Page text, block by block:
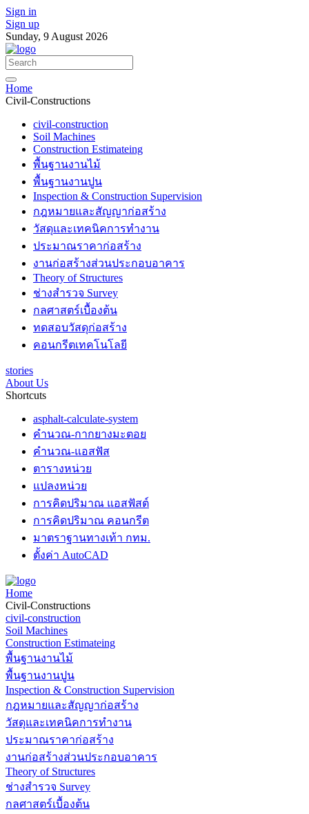
Sign in
Sign up
Sunday, 9 August 2026
Home
Civil-Constructions
civil-construction
Soil Machines
Construction Estimateing
พื้นฐานงานไม้
พื้นฐานงานปูน
Inspection & Construction Supervision
กฎหมายและสัญญาก่อสร้าง
วัสดุและเทคนิคการทำงาน
ประมาณราคาก่อสร้าง
งานก่อสร้างส่วนประกอบอาคาร
Theory of Structures
ช่างสำรวจ Survey
กลศาสตร์เบื้องต้น
ทดสอบวัสดุก่อสร้าง
คอนกรีตเทคโนโลยี
stories
About Us
Shortcuts
asphalt-calculate-system
คำนวณ-กากยางมะตอย
คำนวณ-แอสฟัส
ตารางหน่วย
แปลงหน่วย
การคิดปริมาณ แอสฟัสต์
การคิดปริมาณ คอนกรีต
มาตราฐานทางเท้า กทม.
ตั้งค่า AutoCAD
Home
Civil-Constructions
civil-construction
Soil Machines
Construction Estimateing
พื้นฐานงานไม้
พื้นฐานงานปูน
Inspection & Construction Supervision
กฎหมายและสัญญาก่อสร้าง
วัสดุและเทคนิคการทำงาน
ประมาณราคาก่อสร้าง
งานก่อสร้างส่วนประกอบอาคาร
Theory of Structures
ช่างสำรวจ Survey
กลศาสตร์เบื้องต้น